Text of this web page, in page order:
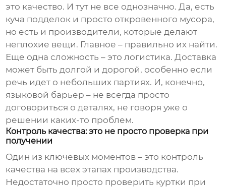
это качество. И тут не все однозначно. Да, есть
куча подделок и просто откровенного мусора,
но есть и производители, которые делают
неплохие вещи. Главное – правильно их найти.
Еще одна сложность – это логистика. Доставка
может быть долгой и дорогой, особенно если
речь идет о небольших партиях. И, конечно,
языковой барьер – не всегда просто
договориться о деталях, не говоря уже о
решении каких-то проблем.
Контроль качества: это не просто проверка при
получении
Один из ключевых моментов – это контроль
качества на всех этапах производства.
Недостаточно просто проверить куртки при